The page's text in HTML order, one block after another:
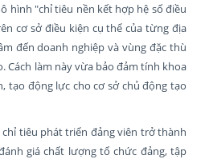
hình "chỉ tiêu nền kết hợp hệ số điều
cơ sở điều kiện cụ thể của từng địa
đến doanh nghiệp và vùng đặc thù
Cách làm này vừa bảo đảm tính khoa
tạo động lực cho cơ sở chủ động tạo
tiêu phát triển đảng viên trở thành
giá chất lượng tổ chức đảng, tập